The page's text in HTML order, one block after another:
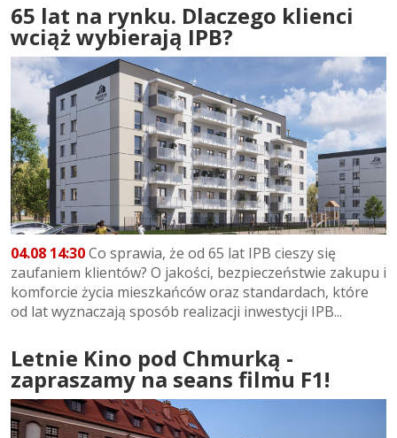
65 lat na rynku. Dlaczego klienci
wciąż wybierają IPB?
04.08 14:30Co sprawia, że od 65 lat IPB cieszy się
zaufaniem klientów? O jakości, bezpieczeństwie zakupu i
komforcie życia mieszkańców oraz standardach, które
od lat wyznaczają sposób realizacji inwestycji IPB...
Letnie Kino pod Chmurką -
zapraszamy na seans filmu F1!